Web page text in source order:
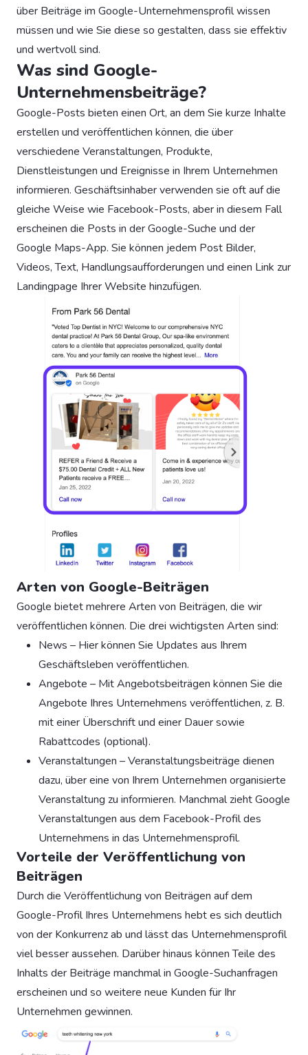
über Beiträge im Google-Unternehmensprofil wissen
müssen und wie Sie diese so gestalten, dass sie effektiv
und wertvoll sind.
Was sind Google-
Unternehmensbeiträge?
Google-Posts bieten einen Ort, an dem Sie kurze Inhalte
erstellen und veröffentlichen können, die über
verschiedene Veranstaltungen, Produkte,
Dienstleistungen und Ereignisse in Ihrem Unternehmen
informieren. Geschäftsinhaber verwenden sie oft auf die
gleiche Weise wie Facebook-Posts, aber in diesem Fall
erscheinen die Posts in der Google-Suche und der
Google Maps-App. Sie können jedem Post Bilder,
Videos, Text, Handlungsaufforderungen und einen Link zur
Landingpage Ihrer Website hinzufügen.
Arten von Google-Beiträgen
Google bietet mehrere Arten von Beiträgen, die wir
veröffentlichen können. Die drei wichtigsten Arten sind:
News – Hier können Sie Updates aus Ihrem
Geschäftsleben veröffentlichen.
Angebote – Mit Angebotsbeiträgen können Sie die
Angebote Ihres Unternehmens veröffentlichen, z. B.
mit einer Überschrift und einer Dauer sowie
Rabattcodes (optional).
Veranstaltungen – Veranstaltungsbeiträge dienen
dazu, über eine von Ihrem Unternehmen organisierte
Veranstaltung zu informieren. Manchmal zieht Google
Veranstaltungen aus dem Facebook-Profil des
Unternehmens in das Unternehmensprofil.
Vorteile der Veröffentlichung von
Beiträgen
Durch die Veröffentlichung von Beiträgen auf dem
Google-Profil Ihres Unternehmens hebt es sich deutlich
von der Konkurrenz ab und lässt das Unternehmensprofil
viel besser aussehen. Darüber hinaus können Teile des
Inhalts der Beiträge manchmal in Google-Suchanfragen
erscheinen und so weitere neue Kunden für Ihr
Unternehmen gewinnen.